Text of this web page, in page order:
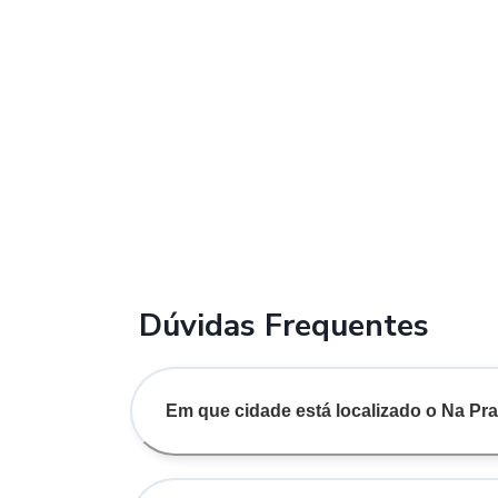
Dúvidas Frequentes
Em que cidade está localizado o Na